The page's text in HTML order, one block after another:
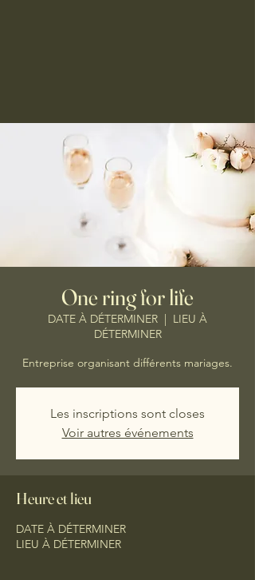
One ring for life
DATE À DÉTERMINER
  |
LIEU À
DÉTERMINER
Entreprise organisant différents mariages.
Les inscriptions sont closes
Voir autres événements
Heure et lieu
DATE À DÉTERMINER
LIEU À DÉTERMINER